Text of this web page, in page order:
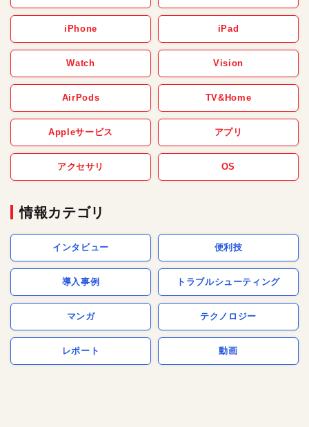
iPhone iPad
Watch Vision
AirPods TV&Home
Appleサービス アプリ
アクセサリ OS
情報カテゴリ
インタビュー 便利技
導入事例 トラブルシューティング
マンガ テクノロジー
レポート 動画